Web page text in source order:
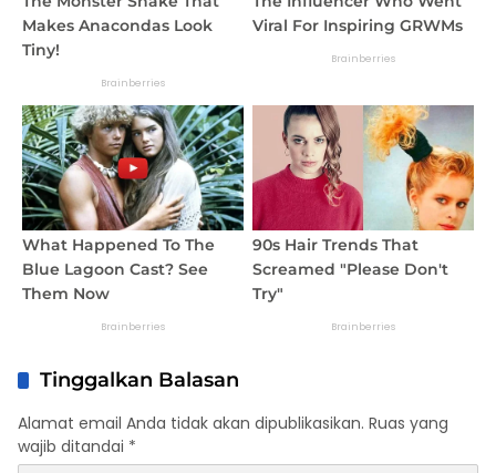
Tinggalkan Balasan
Alamat email Anda tidak akan dipublikasikan. Ruas yang
wajib ditandai *